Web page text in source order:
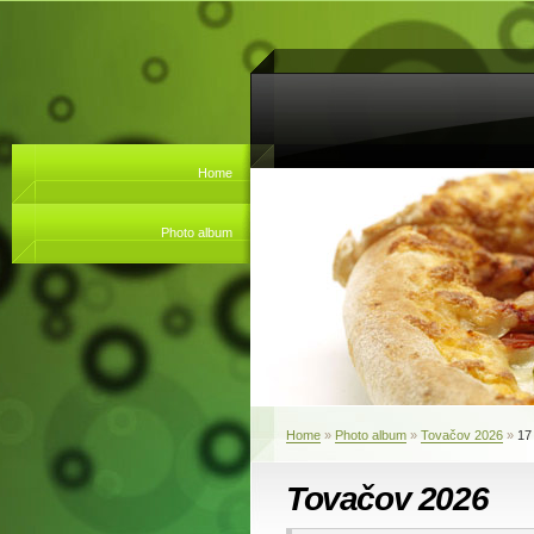
Home
Photo album
Home » Photo album » Tovačov 2026 » 17
Tovačov 2026